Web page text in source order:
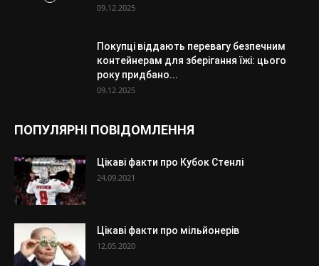
09.12.2025
Покупці віддають перевагу безпечним
контейнерам для зберігання їжі: цього
року придбано...
09.12.2025
ПОПУЛЯРНІ ПОВІДОМЛЕННЯ
Цікаві факти про Кубок Стенлі
24.09.2021
Цікаві факти про мільйонерів
12.05.2020